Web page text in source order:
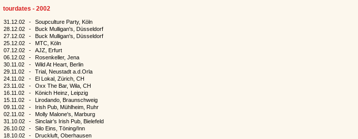
tourdates - 2002
31.12.02 -
Soupculture Party, Köln
28.12.02
-
Buck Mulligan's, Düsseldorf
27.12.02
-
Buck Mulligan's, Düsseldorf
25.12.02
-
MTC, Köln
07.12.02
-
AJZ, Erfurt
06.12.02
-
Rosenkeller, Jena
30.11.02
-
Wild At Heart, Berlin
29.11.02
-
Trial, Neustadt a.d.Orla
24.11.02
-
El Lokal, Zürich, CH
23.11.02
-
Oxx The Bar, Wila, CH
16.11.02
-
Könich Heinz, Leipzig
15.11.02
-
Lirodando, Braunschweig
09.11.02
-
Irish Pub, Mühlheim, Ruhr
02.11.02
-
Molly Malone's, Marburg
31.10.02
-
Sinclair’s Irish Pub, Bielefeld
26.10.02
-
Silo Eins, Töning/Inn
18.10.02
-
Druckluft, Oberhausen